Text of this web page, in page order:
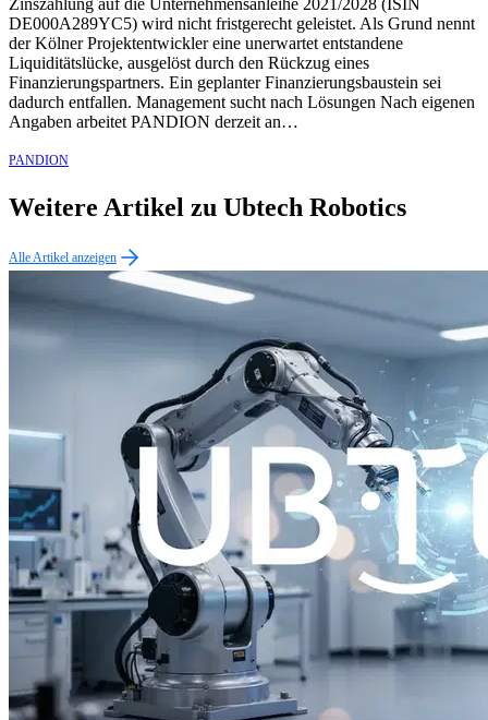
Zinszahlung auf die Unternehmensanleihe 2021/2028 (ISIN
DE000A289YC5) wird nicht fristgerecht geleistet. Als Grund nennt
der Kölner Projektentwickler eine unerwartet entstandene
Liquiditätslücke, ausgelöst durch den Rückzug eines
Finanzierungspartners. Ein geplanter Finanzierungsbaustein sei
dadurch entfallen. Management sucht nach Lösungen Nach eigenen
Angaben arbeitet PANDION derzeit an…
PANDION
Weitere Artikel zu Ubtech Robotics
Alle Artikel anzeigen